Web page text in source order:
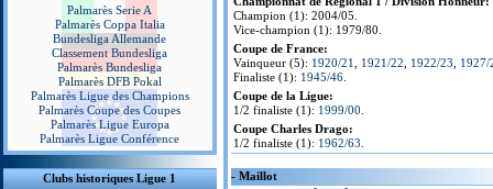
Palmarès Serie A
Palmarès Coppa Italia
Bundesliga Allemande
Classement Bundesliga
Palmarès Bundesliga
Palmarès DFB Pokal
Palmarès Ligue des Champions
Palmarès Coupe des Coupes
Palmarès Ligue Europa
Palmarès Ligue Conférence
Clubs historiques Ligue 1
Champion (1): 2004/05.
Vice-champion (1): 1979/80.
Coupe de France:
Vainqueur (5): 1920/21 1921/22 1922/23
1927/
Finaliste (1): 1945/46
Coupe de la Ligue:
1/2 finaliste (1): 1999/00
Coupe Charles Drago:
1/2 finaliste (1): 1962/63
- Maillot